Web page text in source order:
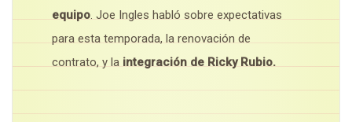
equipo. Joe Ingles habló sobre expectativas
para esta temporada, la renovación de
contrato, y la integración de Ricky Rubio.